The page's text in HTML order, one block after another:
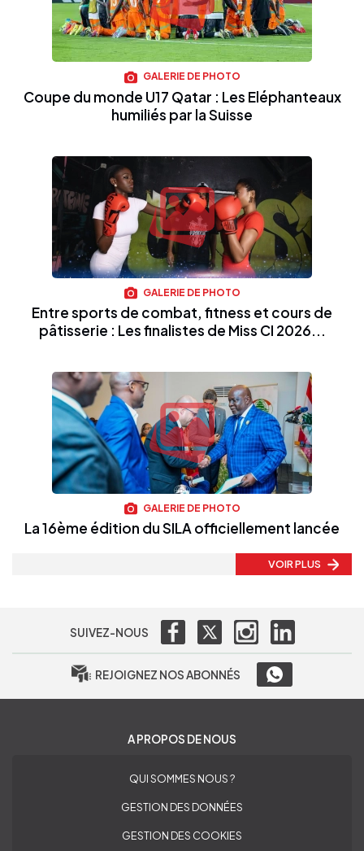
GALERIE DE PHOTO
Coupe du monde U17 Qatar : Les Eléphanteaux
humiliés par la Suisse
GALERIE DE PHOTO
Entre sports de combat, fitness et cours de
pâtisserie : Les finalistes de Miss CI 2026...
GALERIE DE PHOTO
La 16ème édition du SILA officiellement lancée
VOIR PLUS
SUIVEZ-NOUS
REJOIGNEZ NOS ABONNÉS
A PROPOS DE NOUS
QUI SOMMES NOUS ?
GESTION DES DONNÉES
GESTION DES COOKIES